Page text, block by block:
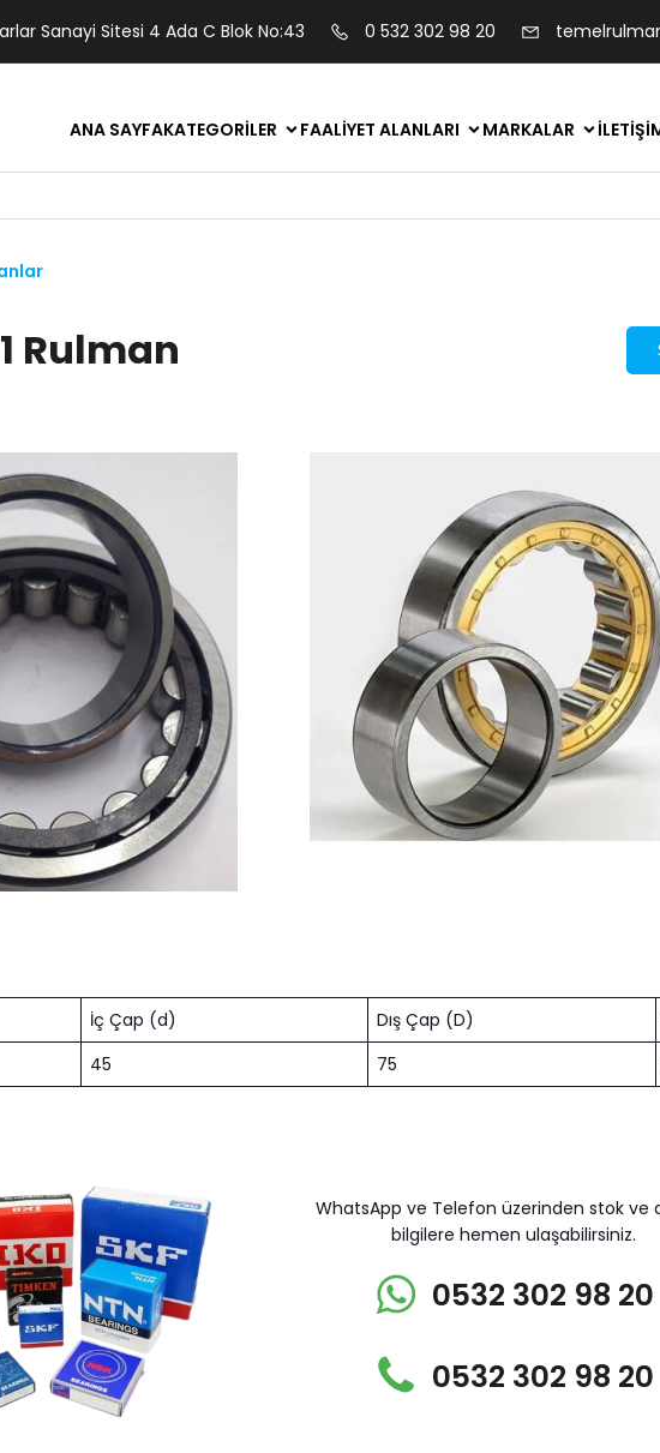
Sanayi Sitesi 4 Ada C Blok No:43 0 532 302 98 20
ANA SAYFAKATEGORILER FAALIYET ALANLARI MARKALAR
Rulman
İç Çap (d) Dış Çap (D)
45 75
WhatsApp ve Telefon üzerinden stok ve
bilgilere hemen ulaşabilirsiniz.
0532 302 98 20
0532 302 98 20